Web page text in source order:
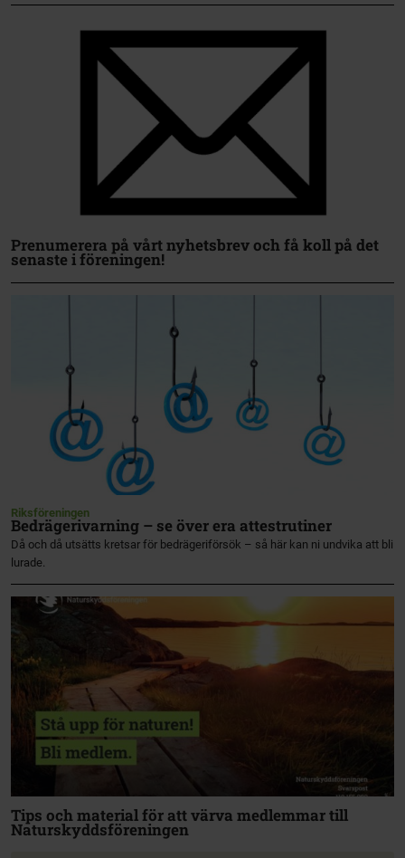
Prenumerera på vårt nyhetsbrev och få koll på det
senaste i föreningen!
Riksföreningen
Bedrägerivarning – se över era attestrutiner
Då och då utsätts kretsar för bedrägeriförsök – så här kan ni undvika att bli
lurade.
Tips och material för att värva medlemmar till
Naturskyddsföreningen